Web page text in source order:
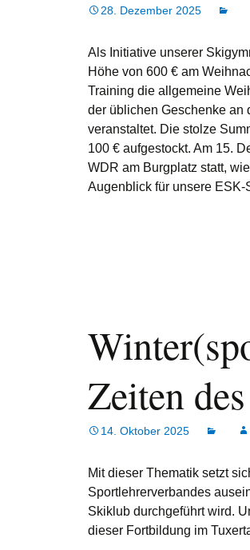
28. Dezember 2025
Als Initiative unserer
Höhe von 600 € am
Training die allgemeine
der üblichen Geschenke an
veranstaltet. Die stolze
100 € aufgestockt. Am 15.
WDR am Burgplatz statt,
Augenblick für unsere
Zeiten
14. Oktober 2025
Mit dieser Thematik setzt
Sportlehrerverbandes
Skiklub durchgeführt wird.
dieser Fortbildung im